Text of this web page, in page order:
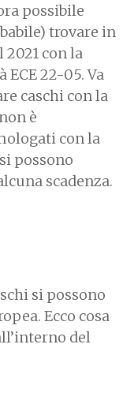
possibile
trovare in
con la
22-05. Va
caschi con la
è
con la
possono
scadenza.
si possono
Ecco cosa
del